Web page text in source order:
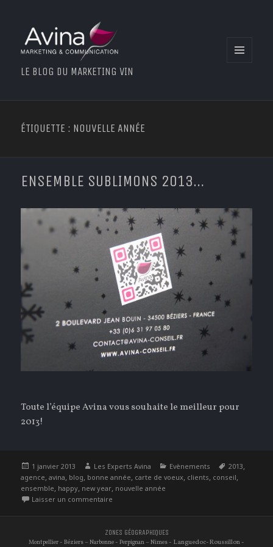
LE BLOG DU MARKETING VIN
ÉTIQUETTE : NOUVELLE ANNÉE
ENSEMBLE SUBLIMONS 2013…
Toute l’équipe Avina vous souhaite le meilleur pour
2013!
Publié
le
1 janvier 2013 Auteur
Les Experts Avina Catégories
Evènements Étiquettes
2013,
agence,avina, blog, bonne année, carte de voeux, clients, conseil,
ensemble, happy, new year, nouvelle année
Laisser un commentaire
ZONES GÉOGRAPHIQUES
Montpellier - Béziers –Narbonne - Perpignan –Nimes - Languedoc-Roussillon -